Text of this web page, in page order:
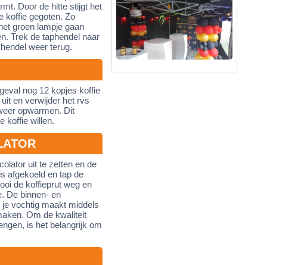
Door de hitte stijgt het
koffie gegoten. Zo
groen lampje gaan
Trek de taphendel naar
weer terug.
nog 12 kopjes koffie
en verwijder het rvs
opwarmen. Dit
koffie willen.
uit te zetten en de
afgekoeld en tap de
de koffieprut weg en
De binnen- en
vochtig maakt middels
Om de kwaliteit
is het belangrijk om